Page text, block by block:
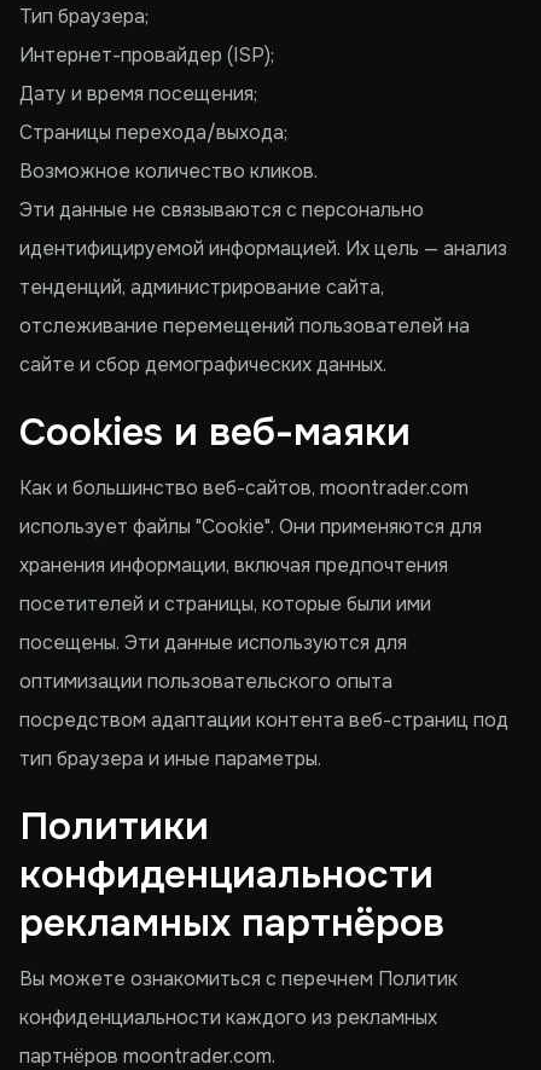
Тип браузера;
Интернет-провайдер (ISP);
Дату и время посещения;
Страницы перехода/выхода;
Возможное количество кликов.
Эти данные не связываются с персонально
идентифицируемой информацией. Их цель — анализ
тенденций, администрирование сайта,
отслеживание перемещений пользователей на
сайте и сбор демографических данных.
Cookies и веб-маяки
Как и большинство веб-сайтов, moontrader.com
использует файлы "Cookie". Они применяются для
хранения информации, включая предпочтения
посетителей и страницы, которые были ими
посещены. Эти данные используются для
оптимизации пользовательского опыта
посредством адаптации контента веб-страниц под
тип браузера и иные параметры.
Политики
конфиденциальности
рекламных партнёров
Вы можете ознакомиться с перечнем Политик
конфиденциальности каждого из рекламных
партнёров moontrader.com.